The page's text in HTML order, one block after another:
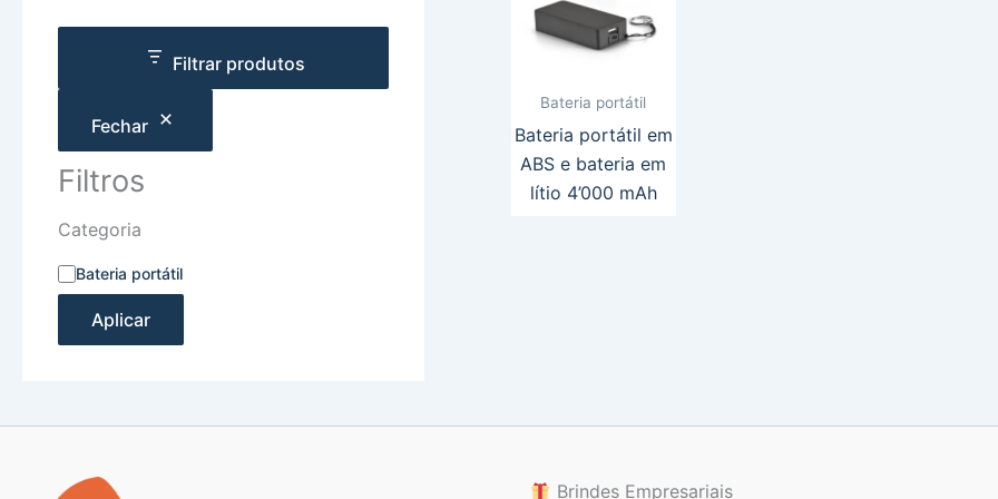
Filtrar produtos
Fechar
Filtros
Categoria
Bateria portátil
Aplicar
Bateria portátil
Bateria portátil em
ABS e bateria em
lítio 4’000 mAh
Brindes Empresariais